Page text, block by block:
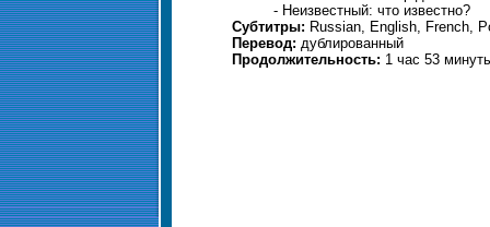
- Неизвестный: что известно?
Субтитры: Russian, English, French,
Перевод: дублированный
Продолжительность: 1 час 53